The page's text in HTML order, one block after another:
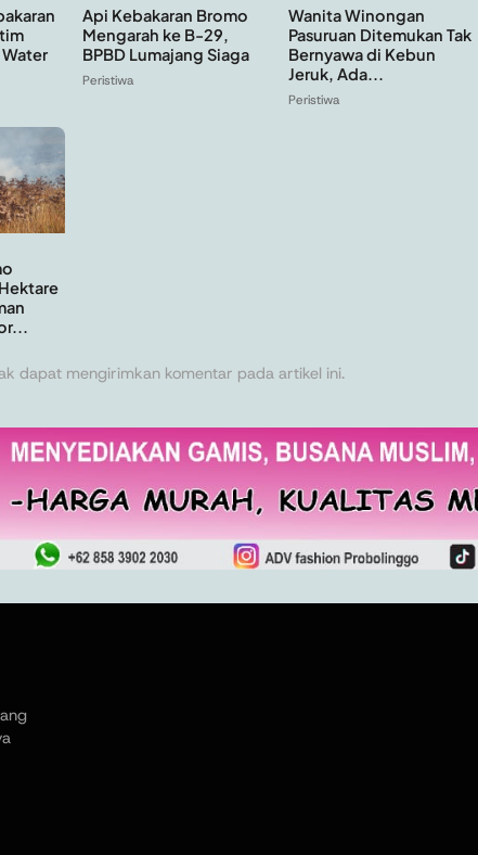
Api Kebakaran Bromo
Mengarah ke B-29,
BPBD Lumajang Siaga
Peristiwa
Wanita Winongan
Pasuruan Ditemukan Tak
Bernyawa di Kebun
Jeruk, Ada...
Peristiwa
dapat mengirimkan komentar pada artikel ini.